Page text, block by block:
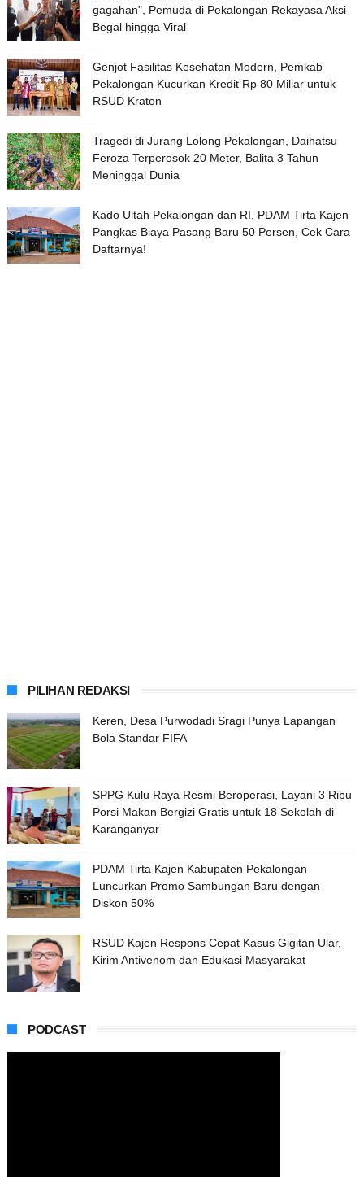
gagahan", Pemuda di Pekalongan Rekayasa Aksi
Begal hingga Viral
Genjot Fasilitas Kesehatan Modern, Pemkab
Pekalongan Kucurkan Kredit Rp 80 Miliar untuk
RSUD Kraton
Tragedi di Jurang Lolong Pekalongan, Daihatsu
Feroza Terperosok 20 Meter, Balita 3 Tahun
Meninggal Dunia
Kado Ultah Pekalongan dan RI, PDAM Tirta Kajen
Pangkas Biaya Pasang Baru 50 Persen, Cek Cara
Daftarnya!
PILIHAN REDAKSI
Keren, Desa Purwodadi Sragi Punya Lapangan
Bola Standar FIFA
SPPG Kulu Raya Resmi Beroperasi, Layani 3 Ribu
Porsi Makan Bergizi Gratis untuk 18 Sekolah di
Karanganyar
PDAM Tirta Kajen Kabupaten Pekalongan
Luncurkan Promo Sambungan Baru dengan
Diskon 50%
RSUD Kajen Respons Cepat Kasus Gigitan Ular,
Kirim Antivenom dan Edukasi Masyarakat
PODCAST